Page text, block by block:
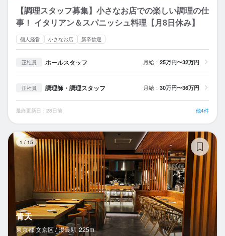
【調理スタッフ募集】小さなお店での楽しい調理の仕
事！ イタリアン＆スパニッシュ料理【月8日休み】
個人経営 小さなお店 新卒歓迎
正社員 ホールスタッフ 月給： 25万円〜32万円
正社員 調理師・調理スタッフ 月給： 30万円〜36万円
最終更新日：28日前 他4件
1 / 15
青天
東京都 文京区 / 湯島駅 225m